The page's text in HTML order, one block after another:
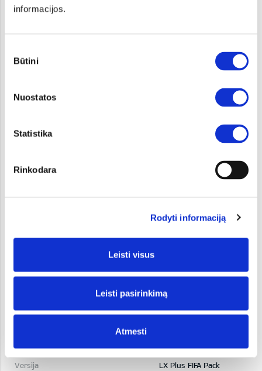
informacijos.
pasirinkimas
Būtini
Nuostatos
Statistika
Rinkodara
Rodyti informaciją
Leisti visus
Leisti pasirinkimą
Atmesti
1,6 T-GDI, 150AG 7DCT
146-155
1,6 T-GDI, 150AG 7DCT
LX Plus FIFA Pack